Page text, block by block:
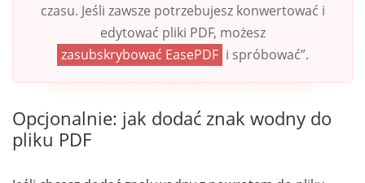
czasu. Jeśli zawsze potrzebujesz konwertować i
edytować pliki PDF, możesz
zasubskrybować EasePDF i spróbować”.
Opcjonalnie: jak dodać znak wodny do
pliku PDF